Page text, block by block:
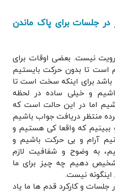
در جلسات برای پاک ماندن
نیست. بعضی اوقات برای
است تا بدون حرکت بایستیم
باشد برای اینکه سخت است تا
و خیلی ساده در لحظه
اما در این حالت است که
منتظر دریافت جواب باشیم
که واقعا کی هستیم و
آرام و بی حرکت باشیم و
به وضوح و شفافیت لازم
دهیم چه چیز برای ما
نیست.
و کارکرد قدم ها ما یاد